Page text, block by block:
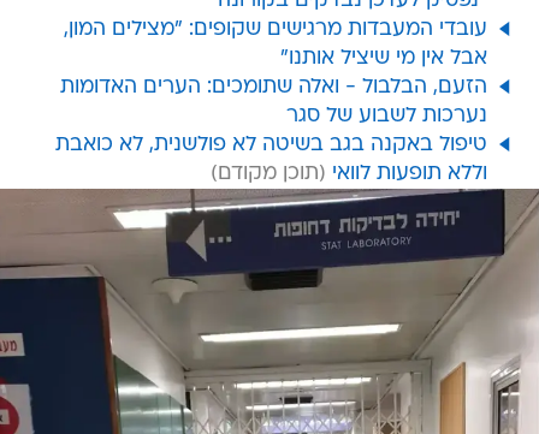
עובדי המעבדות מרגישים שקופים: "מצילים המון,
אבל אין מי שיציל אותנו"
הזעם, הבלבול - ואלה שתומכים: הערים האדומות
נערכות לשבוע של סגר
טיפול באקנה בגב בשיטה לא פולשנית, לא כואבת
וללא תופעות לוואי